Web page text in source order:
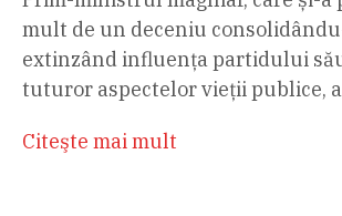
mult de un deceniu
extinzând influența partidului
tuturor aspectelor vieții publice,
Citeşte mai mult